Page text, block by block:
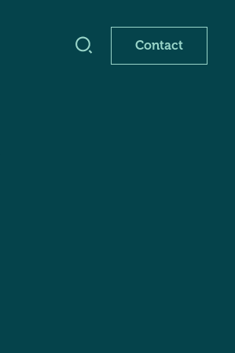
Contact